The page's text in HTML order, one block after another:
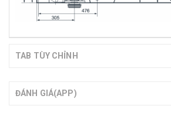
TAB TÙY CHỈNH
ĐÁNH GIÁ(APP)